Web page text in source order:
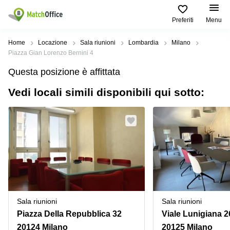
Preferiti Menu
Dare in locazione e affittare
Tipologie di
locali
Ufficio
Business
Center
Coworking
Sala
Riunioni
Virtuale
Zone
Popolari
Genova
Milano
Treviso
Palermo
Bari
Torino
Firenze
Ricerche
popolari
Coworking
Lazio
Coworking
Bologna
Uffici
in
affitto a
Vicenza
Coworking
Palermo
Uffici
Aiuto
Chi Siamo
Metti in elenco il tuo ufficio
Prezzo
Accesso
Home Locazione Sala riunioni Lombardia
Milano
Piazza Gian Lorenzo Bernini 4
Questa posizione è affittata
Vedi locali simili disponibili qui sotto:
Sala riunioni
Piazza Della Repubblica 32
20124 Milano
Sala riunioni
Viale Lunigiana
20125 Milano